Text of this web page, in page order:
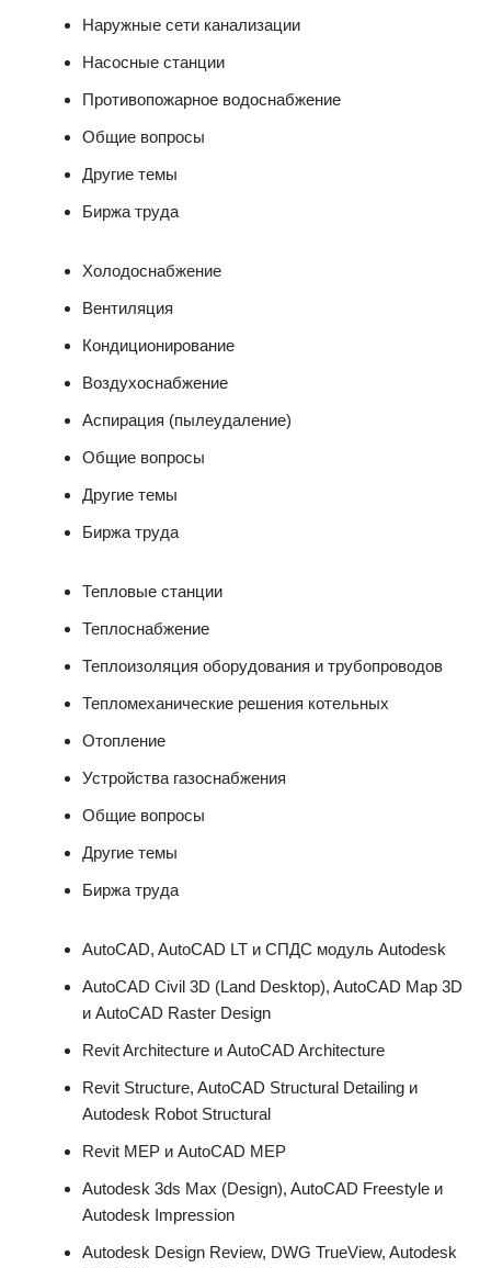
Наружные сети канализации
Насосные станции
Противопожарное водоснабжение
Общие вопросы
Другие темы
Биржа труда
Холодоснабжение
Вентиляция
Кондиционирование
Воздухоснабжение
Аспирация (пылеудаление)
Общие вопросы
Другие темы
Биржа труда
Тепловые станции
Теплоснабжение
Теплоизоляция оборудования и трубопроводов
Тепломеханические решения котельных
Отопление
Устройства газоснабжения
Общие вопросы
Другие темы
Биржа труда
AutoCAD, AutoCAD LT и СПДС модуль Autodesk
AutoCAD Civil 3D (Land Desktop), AutoCAD Map 3D
и AutoCAD Raster Design
Revit Architecture и AutoCAD Architecture
Revit Structure, AutoCAD Structural Detailing и
Autodesk Robot Structural
Revit MEP и AutoCAD MEP
Autodesk 3ds Max (Design), AutoCAD Freestyle и
Autodesk Impression
Autodesk Design Review, DWG TrueView, Autodesk